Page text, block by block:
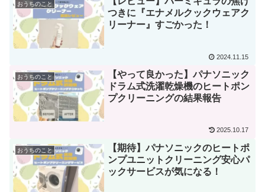
おうちのこと
つきに『エナメルクックウェアク
リーナー』すごかった！
2024.11.15
おうちのこと
【やって良かった】パナソニック
ドラム式洗濯乾燥機のヒートポン
プクリーニングの結果報告
2025.10.17
おうちのこと
【期待】パナソニックのヒートポ
ンプユニットクリーニング安心パ
ックサービスが気になる！